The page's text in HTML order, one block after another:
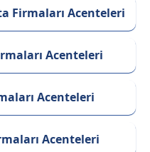
Firmaları Acenteleri
Acenteleri
Acenteleri
Acenteleri